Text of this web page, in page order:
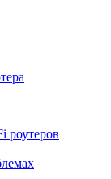
роутеров